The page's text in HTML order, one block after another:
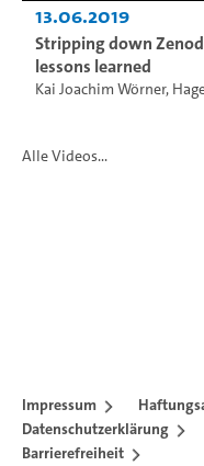
13.06.2019
Stripping down
lessons learned
Kai Joachim Wörner,
Alle Videos...
Impressum
Datenschutzerklärung
Barrierefreiheit